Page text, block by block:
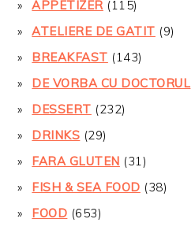
APPETIZER (115)
ATELIERE DE GATIT (9)
BREAKFAST (143)
DE VORBA CU DOCTORUL
DESSERT (232)
DRINKS (29)
FARA GLUTEN (31)
FISH & SEA FOOD (38)
FOOD (653)